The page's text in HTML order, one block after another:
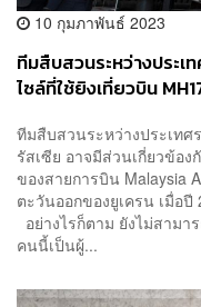
10 กุมภาพันธ์ 2023
ทีมสืบสวนระหว่างประ
ไซล์ที่ใช้ยิงเที่ยวบิน
ทีมสืบสวนระหว่างประเท
รัสเซีย อาจมีส่วนเกี่ยวข้อ
ของสายการบิน Malaysia
ตะวันออกของยูเครน เมื่อปี
อย่างไรก็ตาม ยังไม่สาม
คนนี้เป็นผู้...